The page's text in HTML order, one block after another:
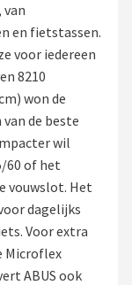
van
en fietstassen.
voor iedereen
8210
won de
de beste
wil
60 of het
vouwslot. Het
dagelijks
Voor extra
Microflex
ABUS ook